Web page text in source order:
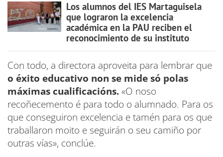
Los alumnos del IES Martaguisela
que lograron la excelencia
académica en la PAU reciben el
reconocimiento de su instituto
Con todo, a directora aproveita para lembrar que
o éxito educativo non se mide só polas
máximas cualificacións.«O noso
recoñecemento é para todo o alumnado. Para os
que conseguiron excelencia e tamén para os que
traballaron moito e seguirán o seu camiño por
outras vías», conclúe.